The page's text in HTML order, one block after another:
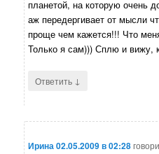
планетой, на которую очень
аж передергивает от мысли
проще чем кажется!!! Что
Только я сам))) Сплю и вижу,
Ответить ↓
Ирина02.05.2009 в 02:28